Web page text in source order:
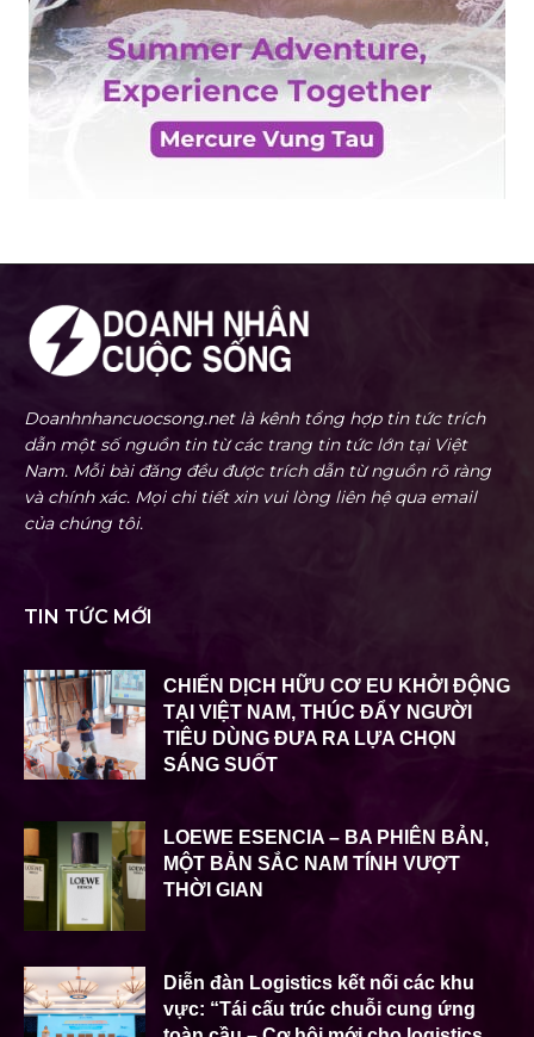
Doanhnhancuocsong.net là kênh tổng hợp tin tức trích
dẫn một số nguồn tin từ các trang tin tức lớn tại Việt
Nam. Mỗi bài đăng đều được trích dẫn từ nguồn rõ ràng
và chính xác. Mọi chi tiết xin vui lòng liên hệ qua email
của chúng tôi.
TIN TỨC MỚI
CHIẾN DỊCH HỮU CƠ EU KHỞI ĐỘNG
TẠI VIỆT NAM, THÚC ĐẨY NGƯỜI
TIÊU DÙNG ĐƯA RA LỰA CHỌN
SÁNG SUỐT
LOEWE ESENCIA – BA PHIÊN BẢN,
MỘT BẢN SẮC NAM TÍNH VƯỢT
THỜI GIAN
Diễn đàn Logistics kết nối các khu
vực: “Tái cấu trúc chuỗi cung ứng